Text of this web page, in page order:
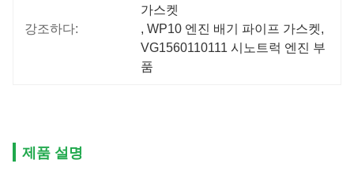
강조하다:
가스켓
, WP10 엔진 배기 파이프 가스켓,
VG1560110111 시노트럭 엔진 부
품
제품 설명